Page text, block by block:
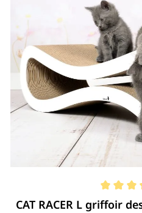
Note moyenne de 5 de 5
CAT RACER L griffoir